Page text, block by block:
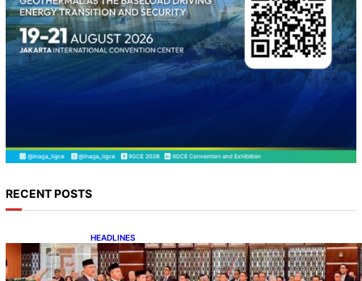
RECENT POSTS
HEADLINES
Lana Saria Dilantik Sebagai Kepala Badan
Geologi